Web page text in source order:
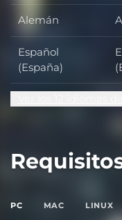
Alemán
Español
(España)
PC MAC LINUX